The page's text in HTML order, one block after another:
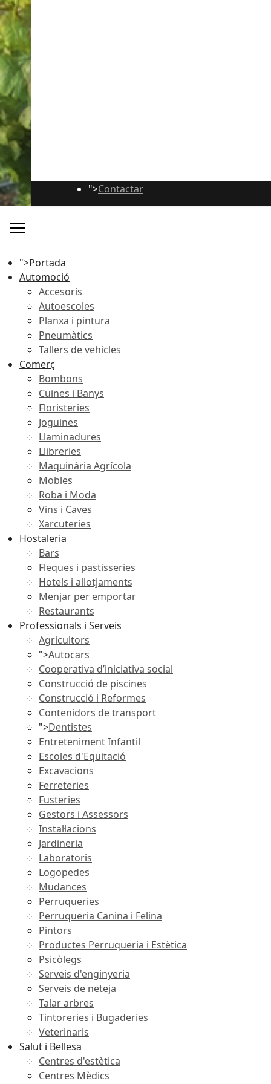
">Contactar
">Portada
Automoció
Accesoris
Autoescoles
Planxa i pintura
Pneumàtics
Tallers de vehicles
Comerç
Bombons
Cuines i Banys
Floristeries
Joguines
Llaminadures
Llibreries
Maquinària Agrícola
Mobles
Roba i Moda
Vins i Caves
Xarcuteries
Hostaleria
Bars
Fleques i pastisseries
Hotels i allotjaments
Menjar per emportar
Restaurants
Professionals i Serveis
Agricultors
">Autocars
Cooperativa d’iniciativa social
Construcció de piscines
Construcció i Reformes
Contenidors de transport
">Dentistes
Entreteniment Infantil
Escoles d'Equitació
Excavacions
Ferreteries
Fusteries
Gestors i Assessors
Instal·lacions
Jardineria
Laboratoris
Logopedes
Mudances
Perruqueries
Perruqueria Canina i Felina
Pintors
Productes Perruqueria i Estètica
Psicòlegs
Serveis d'enginyeria
Serveis de neteja
Talar arbres
Tintoreries i Bugaderies
Veterinaris
Salut i Bellesa
Centres d'estètica
Centres Mèdics